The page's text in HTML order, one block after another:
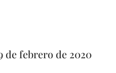
de febrero de 2020